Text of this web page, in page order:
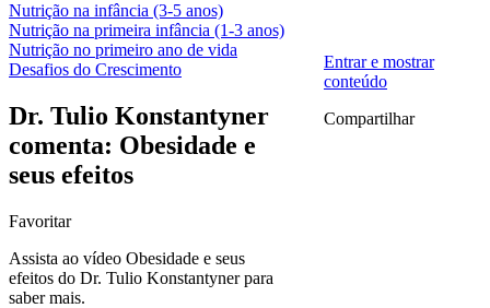
Nutrição na infância (3-5 anos)
Nutrição na primeira infância (1-3 anos)
Nutrição no primeiro ano de vida
Desafios do Crescimento
Dr. Tulio Konstantyner
comenta: Obesidade e
seus efeitos
Favoritar
Assista ao vídeo Obesidade e seus
efeitos do Dr. Tulio Konstantyner para
saber mais.
Entrar e mostrar
conteúdo
Compartilhar